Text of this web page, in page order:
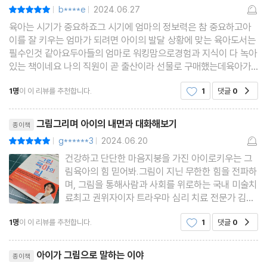
PART 4 문제를 극복하는 힘
선택적 함구증| 불편한 감정을 해소할 도구가 필요합니다
스마트폰 과의존| 가족의 생활 습관을 체크하고 수정해보세요
정리정돈| 정리 전후의 모습을 시각적으로 보여주세요
습관적 거짓말| 궁지에 몰릴수록 더 심해질 수 있습니다
주의력 결핍| “너의 계획은 뭐니 ”라고 아이에게 질문해주세요
완벽주의| ‘완벽하지 않은 것’을 수용하는 연습
떼쓰기| 스트레스성 떼쓰기와 의도적 떼쓰기의 구분
말대꾸| 아이의 전략에 말려들지 마세요
대화 단절| 아이가 입을 다무는 데는 분명 이유가 있습니다
강박증| 지속적으로 안심의 메시지를 전달하는 것
반항심| 부모 자신의 스트레스를 먼저 들여다보세요
* 마음지붕 테라피·다양한 재료와 방법으로 더 많은 표현을 이끌어
| b****e | 2024.06.27
육아는 시기가 중요하죠그 시기에 엄마의 정보력은 참 중요하고아
이를 잘 키우는 엄마가 되려면 아이의 발달 상황에 맞는 육아도서는
필수인것 같아요두아들의 엄마로 워킹맘으로경험과 지식이 다 녹아
있는 책이네요 나의 직원이 곧 출산이라 선물로 구매했는데육아가
끝난 내가 읽고 진작 이 책이 있었으면 참 좋았겠다 싶어서 리뷰 남
겨 봅니다
1명이 이 리뷰를 추천합니다. 1 댓글 0
종이책 그림그리며 아이의 내면과 대화해보기
| g******3 | 2024.06.20
건강하고 단단한 마음지붕을 가진 아이로키우는 그
림육아의 힘 믿어봐.그림이 지닌 무한한 힘을 전파하
며, 그림을 통해사람과 사회를 위로하는 국내 미술치
료최고 권위자이자 트라우마 심리 치료 전문가 김선
현 선생님의그림육아의 힘이란 책은읽으면 읽을수록
밑줄 쫙 사진 찰칵 찍어가며내아이에게 또는 친구엄
마들에게 보여주며 추천하고 싶다고 최근에 심리센
터에 다니면서 내 아이가
1명이 이 리뷰를 추천합니다. 1 댓글 0
종이책 아이가 그림으로 말하는 이야